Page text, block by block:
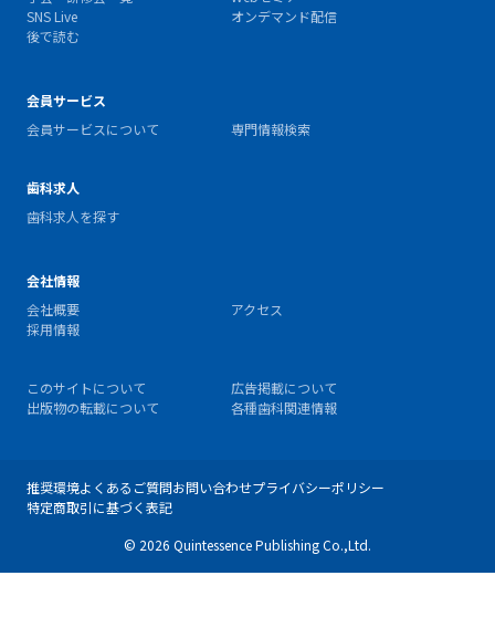
SNS Live
オンデマンド配信
後で読む
会員サービス
会員サービスについて
専門情報検索
歯科求人
歯科求人を探す
会社情報
会社概要
アクセス
採用情報
このサイトについて
広告掲載について
出版物の転載について
各種歯科関連情報
推奨環境よくあるご質問お問い合わせプライバシーポリシー
特定商取引に基づく表記
© 2026 Quintessence Publishing Co.,Ltd.